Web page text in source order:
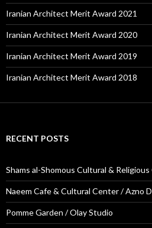
Iranian Architect Merit Award 2021
Iranian Architect Merit Award 2020
Iranian Architect Merit Award 2019
Iranian Architect Merit Award 2018
RECENT POSTS
Shams al-Shomous Cultural &
Naeem Cafe & Cultural Center / Azno
Pomme Garden / Olay Studio